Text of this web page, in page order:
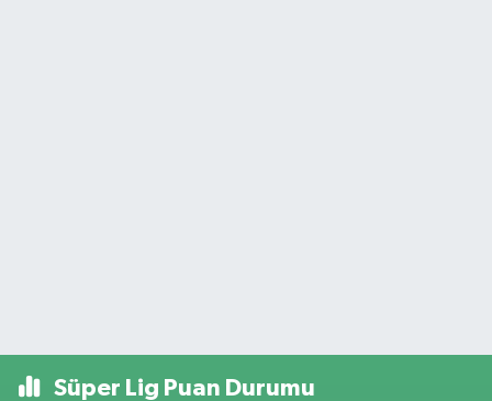
Süper Lig Puan Durumu